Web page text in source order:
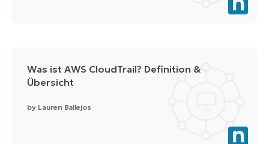
Was ist AWS CloudTrail? Definition &
Übersicht
by Lauren Ballejos